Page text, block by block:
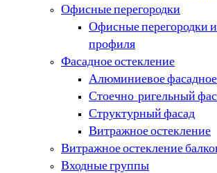
Офисные перегородки
Офисные перегородки
профиля
Фасадное остекление
Алюминиевое фасадное
Стоечно-ригельный
Структурный фасад
Витражное остекление
Витражное остекление
Входные группы